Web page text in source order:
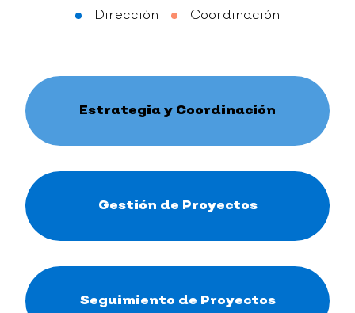
Dirección Coordinación
Estrategia y Coordinación
Gestión de Proyectos
Seguimiento de Proyectos